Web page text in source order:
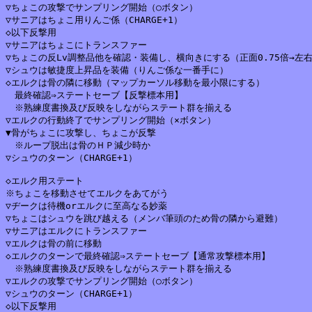
▽ちょこの攻撃でサンプリング開始（○ボタン）
▽サニアはちょこ用りんご係（CHARGE+1）
◇以下反撃用
▽サニアはちょこにトランスファー
▽ちょこの反Lv調整品他を確認・装備し、横向きにする（正面0.75倍→左
▽シュウは敏捷度上昇品を装備（りんご係な一番手に）
◇エルクは骨の隣に移動（マップカーソル移動を最小限にする）
最終確認⇒ステートセーブ【反撃標本用】
※熟練度書換及び反映をしながらステート群を揃える
▽エルクの行動終了でサンプリング開始（×ボタン）
▼骨がちょこに攻撃し、ちょこが反撃
※ループ脱出は骨のＨＰ減少時か
▽シュウのターン（CHARGE+1）
◇エルク用ステート
※ちょこを移動させてエルクをあてがう
▽ヂークは待機orエルクに至高なる妙薬
▽ちょこはシュウを跳び越える（メンバ筆頭のため骨の隣から避難）
▽サニアはエルクにトランスファー
▽エルクは骨の前に移動
◇エルクのターンで最終確認⇒ステートセーブ【通常攻撃標本用】
※熟練度書換及び反映をしながらステート群を揃える
▽エルクの攻撃でサンプリング開始（○ボタン）
▽シュウのターン（CHARGE+1）
◇以下反撃用